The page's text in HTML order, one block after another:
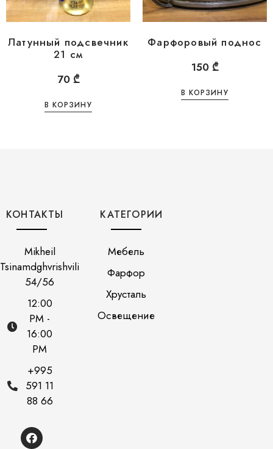
Латунный подсвечник
21 см
70 ₾
В КОРЗИНУ
Фарфоровый поднос
150 ₾
В КОРЗИНУ
КОНТАКТЫ
Mikheil
Tsinamdghvrishvili
54/56
12:00
PM -
16:00
PM
+995
591 11
88 66
КАТЕГОРИИ
Мебель
Фарфор
Хрусталь
Освещение